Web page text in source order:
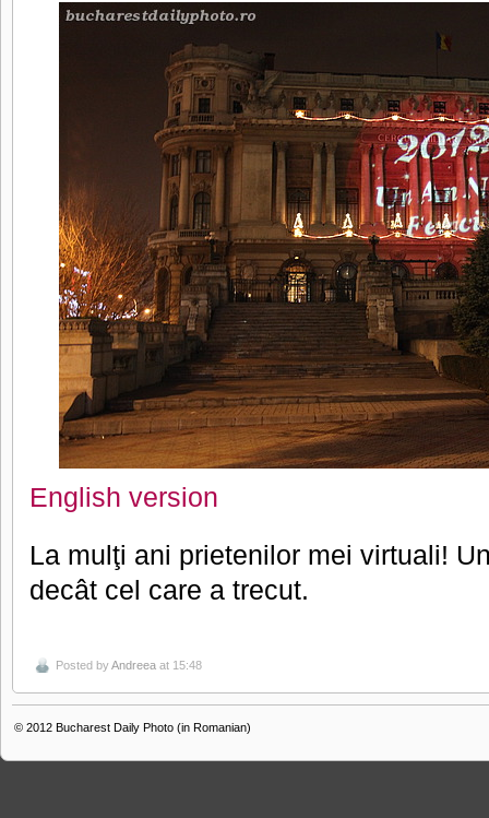
English version
La mulţi ani prietenilor mei virtuali!
decât cel care a trecut.
Posted byAndreea at 15:48
© 2012 Bucharest Daily Photo (in Romanian)